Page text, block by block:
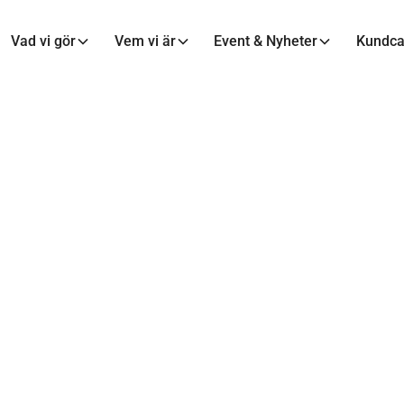
Vad vi gör Vem vi är Event & Nyheter